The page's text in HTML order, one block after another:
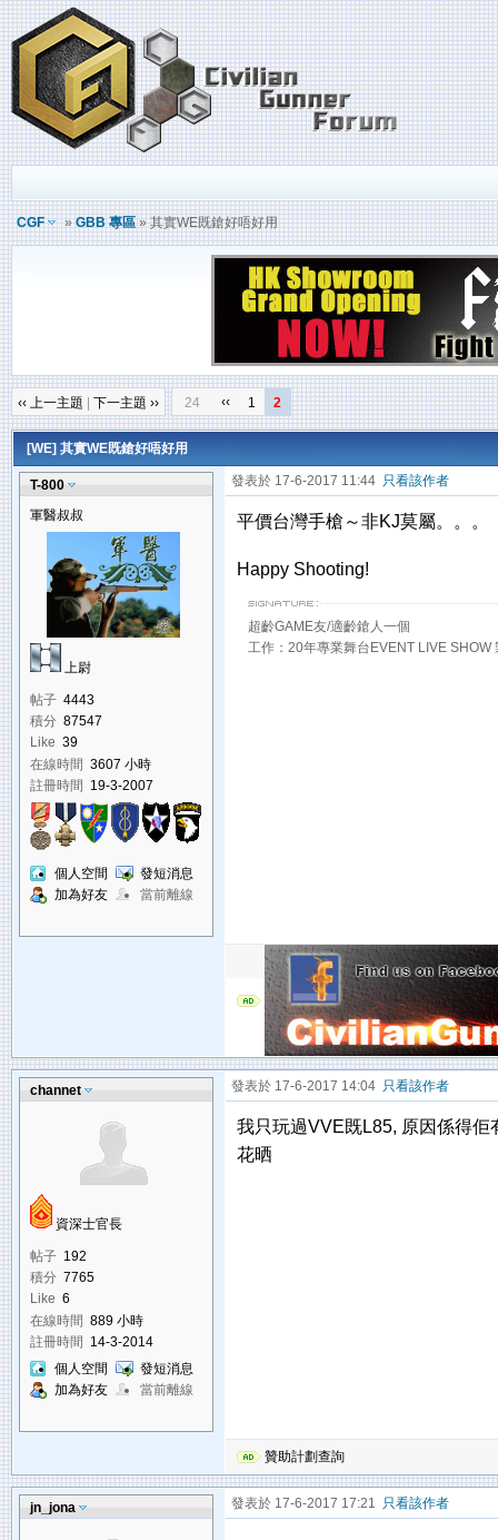
CGF »GBB 專區» 其實WE既鎗好唔好用
‹‹ 上一主題 下一主題 ›› 24 ‹‹ 1 2
[WE] 其實WE既鎗好唔好用
T-800
軍醫叔叔
上尉
帖子 4443
積分 87547
Like 39
在線時間 3607 小時
註冊時間 19-3-2007
個人空間
發短消息
加為好友
當前離線
發表於 17-6-2017 11:44 只看該作者
平價台灣手槍～非KJ莫屬。。。
Happy Shooting!
超齡GAME友/適齡鎗人一個
工作：20年專業舞台EVENT LIVE
channet
資深士官長
帖子 192
積分 7765
Like 6
在線時間 889 小時
註冊時間 14-3-2014
個人空間
發短消息
加為好友
當前離線
發表於 17-6-2017 14:04 只看該作者
我只玩過VVE既L85, 原因係得佢
花晒
贊助計劃查詢
jn_jona 發表於 17-6-2017 17:21 只看該作者